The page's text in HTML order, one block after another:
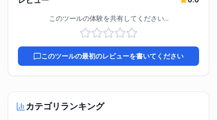
このツールの体験を共有してください...
このツールの最初のレビューを書いてください
カテゴリランキング